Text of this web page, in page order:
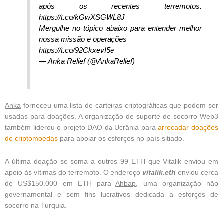
após os recentes terremotos.
https://t.co/kGwXSGWL8J
Mergulhe no tópico abaixo para entender melhor
nossa missão e operações
https://t.co/92CkxevI5e
— Anka Relief (@AnkaRelief)
Anka forneceu uma lista de carteiras criptográficas que podem ser
usadas para doações. A organização de suporte de socorro Web3
também liderou o projeto DAO da Ucrânia paraarrecadar doações
de criptomoedas para apoiar os esforços no país sitiado.
A última doação se soma a outros 99 ETH que Vitalik enviou em
apoio às vítimas do terremoto. O endereço vitalik.eth enviou cerca
de US$150.000 em ETH paraAhbap , uma organização não
governamental e sem fins lucrativos dedicada a esforços de
socorro na Turquia.